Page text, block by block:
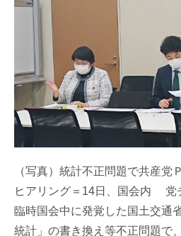
（写真）統計不正問題で共産党
ヒアリング＝14日、国会内
臨時国会中に発覚した国土交通
統計」の書き換え等不正問題で